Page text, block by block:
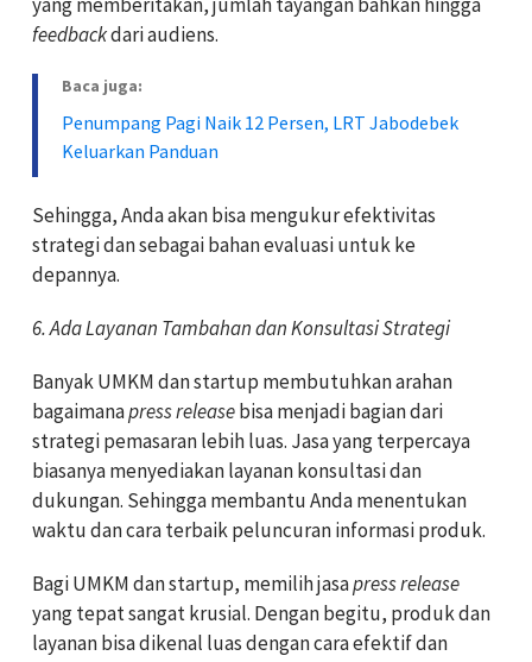
feedbackdari audiens.
Baca juga:
Penumpang Pagi Naik 12 Persen, LRT Jabodebek
Keluarkan Panduan
Sehingga, Anda akan bisa mengukur efektivitas
strategi dan sebagai bahan evaluasi untuk ke
depannya.
6. Ada Layanan Tambahan dan Konsultasi Strategi
Banyak UMKM dan startup membutuhkan arahan
bagaimanapress releasebisa menjadi bagian dari
strategi pemasaran lebih luas. Jasa yang terpercaya
biasanya menyediakan layanan konsultasi dan
dukungan. Sehingga membantu Anda menentukan
waktu dan cara terbaik peluncuran informasi produk.
Bagi UMKM dan startup, memilih jasapress release
yang tepat sangat krusial. Dengan begitu, produk dan
layanan bisa dikenal luas dengan cara efektif dan